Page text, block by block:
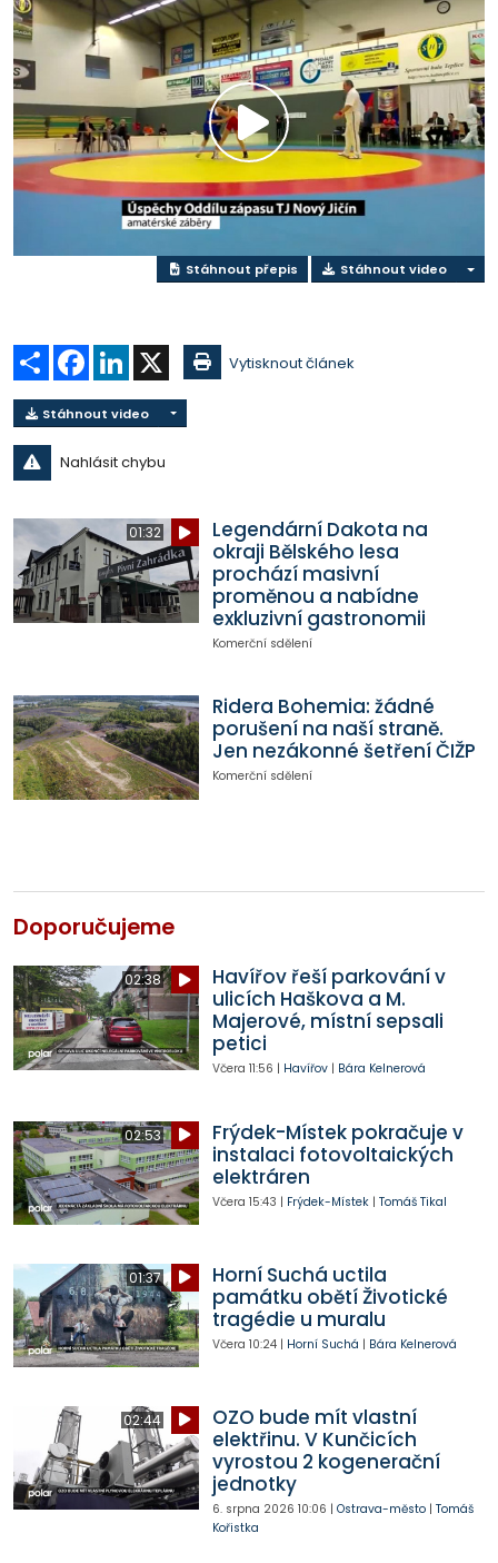
Přehrát
video
Stáhnout přepis Stáhnout video
Sdílet Facebook
LinkedIn Vytisknout článek
Stáhnout video
Nahlásit chybu
01:32
Legendární Dakota na
okraji Bělského lesa
prochází masivní
proměnou a nabídne
exkluzivní gastronomii
Komerční sdělení
Ridera Bohemia: žádné
porušení na naší straně.
Jen nezákonné šetření ČIŽP
Komerční sdělení
Doporučujeme
02:38
Havířov řeší parkování v
ulicích Haškova a M.
Majerové, místní sepsali
petici
Včera 11:56 | Havířov| Bára Kelnerová
02:53
Frýdek-Místek pokračuje v
instalaci fotovoltaických
elektráren
Včera 15:43 | Frýdek-Místek| Tomáš Tikal
01:37
Horní Suchá uctila
památku obětí Životické
tragédie u muralu
Včera 10:24| Horní Suchá | Bára Kelnerová
02:44
OZO bude mít vlastní
elektřinu. V Kunčicích
vyrostou 2 kogenerační
jednotky
6. srpna 2026 10:06 | Ostrava-město| Tomáš
Kořistka